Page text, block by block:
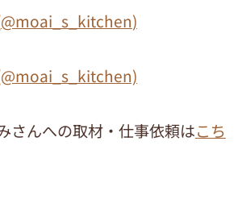
@moai_s_kitchen)
さんへの取材・仕事依頼はこち